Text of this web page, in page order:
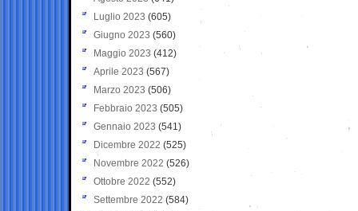
Luglio 2023 (605)
Giugno 2023 (560)
Maggio 2023 (412)
Aprile 2023 (567)
Marzo 2023 (506)
Febbraio 2023 (505)
Gennaio 2023 (541)
Dicembre 2022 (525)
Novembre 2022 (526)
Ottobre 2022 (552)
Settembre 2022 (584)